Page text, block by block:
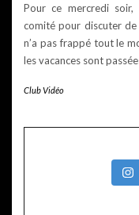
Pour ce mercredi
comité pour discuter de
n’a pas frappé tout le
les vacances sont
Club Vidéo